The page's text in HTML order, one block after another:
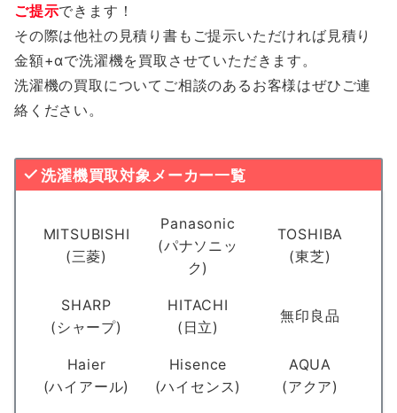
ご提示できます！
その際は他社の見積り書もご提示いただければ見積り
金額+αで洗濯機を買取させていただきます。
洗濯機の買取についてご相談のあるお客様はぜひご連
絡ください。
洗濯機買取対象メーカー一覧
MITSUBISHI
(三菱)
Panasonic
(パナソニッ
ク)
TOSHIBA
(東芝)
SHARP
(シャープ)
HITACHI
(日立)
無印良品
Haier
(ハイアール)
Hisence
(ハイセンス)
AQUA
(アクア)